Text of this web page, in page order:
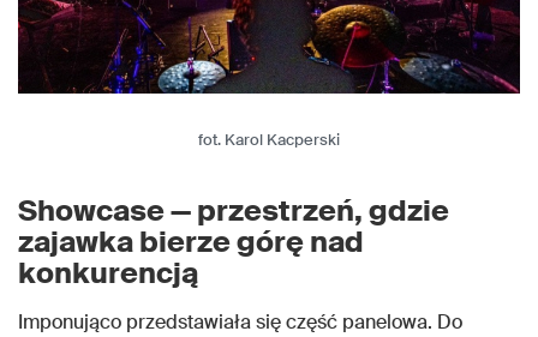
fot. Karol Kacperski
Showcase — przestrzeń, gdzie
zajawka bierze górę nad
konkurencją
Imponująco przedstawiała się część panelowa. Do